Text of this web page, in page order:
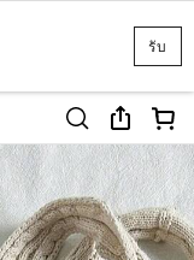
รับ